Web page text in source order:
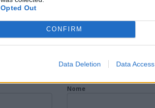
Opted Out
CONFIRM
Data Deletion Data Access
Nome